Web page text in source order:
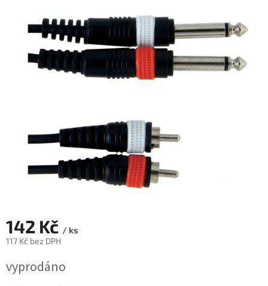
hvězdiček.
142 Kč / ks
117 Kč bez DPH
cena:
vyprodáno